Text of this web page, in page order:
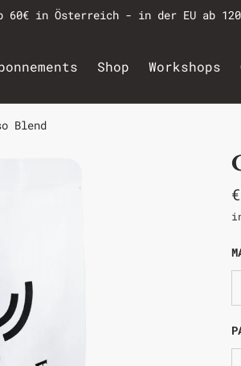
60€ in Österreich - in der EU ab
Shop Workshops
Blend